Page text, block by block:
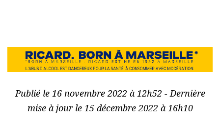
Publié le 16 novembre 2022 à 12h52 - Dernière
mise à jour le 15 décembre 2022 à 16h10